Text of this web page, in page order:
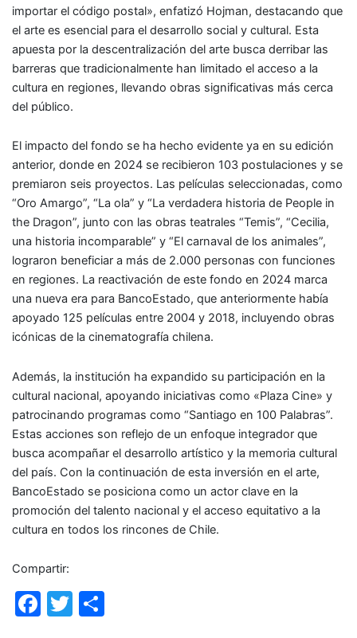
importar el código postal», enfatizó Hojman, destacando que
el arte es esencial para el desarrollo social y cultural. Esta
apuesta por la descentralización del arte busca derribar las
barreras que tradicionalmente han limitado el acceso a la
cultura en regiones, llevando obras significativas más cerca
del público.
El impacto del fondo se ha hecho evidente ya en su edición
anterior, donde en 2024 se recibieron 103 postulaciones y se
premiaron seis proyectos. Las películas seleccionadas, como
“Oro Amargo”, “La ola” y “La verdadera historia de People in
the Dragon”, junto con las obras teatrales “Temis”, “Cecilia,
una historia incomparable” y “El carnaval de los animales”,
lograron beneficiar a más de 2.000 personas con funciones
en regiones. La reactivación de este fondo en 2024 marca
una nueva era para BancoEstado, que anteriormente había
apoyado 125 películas entre 2004 y 2018, incluyendo obras
icónicas de la cinematografía chilena.
Además, la institución ha expandido su participación en la
cultural nacional, apoyando iniciativas como «Plaza Cine» y
patrocinando programas como “Santiago en 100 Palabras”.
Estas acciones son reflejo de un enfoque integrador que
busca acompañar el desarrollo artístico y la memoria cultural
del país. Con la continuación de esta inversión en el arte,
BancoEstado se posiciona como un actor clave en la
promoción del talento nacional y el acceso equitativo a la
cultura en todos los rincones de Chile.
Compartir:
F
T